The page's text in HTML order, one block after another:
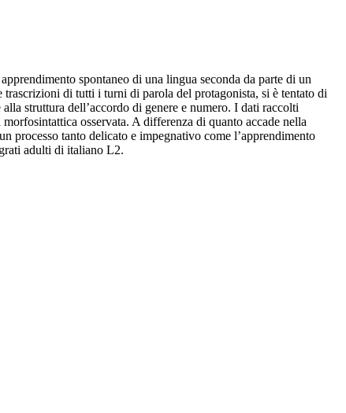
spontaneo di una lingua seconda da parte di un
di tutti i turni di parola del protagonista, si è tentato di
struttura dell’accordo di genere e numero. I dati raccolti
osservata. A differenza di quanto accade nella
processo tanto delicato e impegnativo come l’apprendimento
adulti di italiano L2.